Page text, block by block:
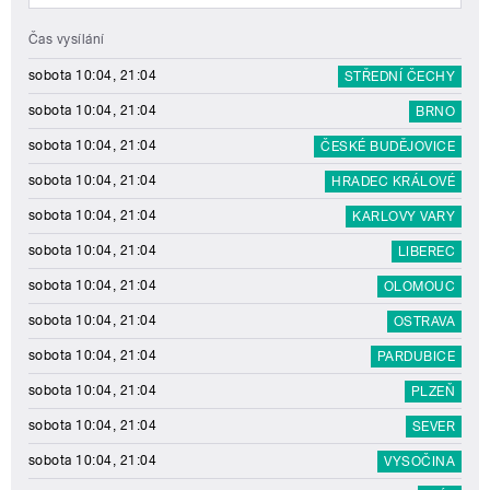
Čas vysílání
sobota 10:04, 21:04 STŘEDNÍ ČECHY
sobota 10:04, 21:04 BRNO
sobota 10:04, 21:04 ČESKÉ BUDĚJOVICE
sobota 10:04, 21:04 HRADEC KRÁLOVÉ
sobota 10:04, 21:04 KARLOVY VARY
sobota 10:04, 21:04 LIBEREC
sobota 10:04, 21:04 OLOMOUC
sobota 10:04, 21:04 OSTRAVA
sobota 10:04, 21:04 PARDUBICE
sobota 10:04, 21:04 PLZEŇ
sobota 10:04, 21:04 SEVER
sobota 10:04, 21:04 VYSOČINA